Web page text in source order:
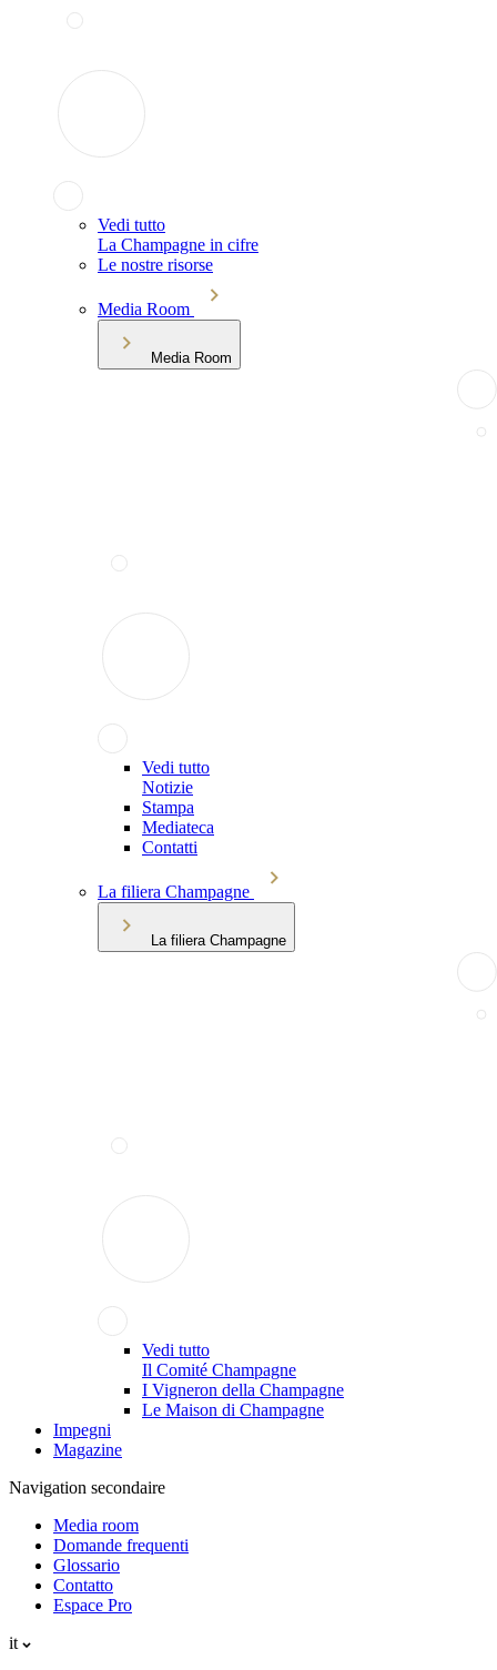
Vedi tutto
La Champagne in cifre
Le nostre risorse
Media Room
Media Room
Vedi tutto
Notizie
Stampa
Mediateca
Contatti
La filiera Champagne
La filiera Champagne
Vedi tutto
Il Comité Champagne
I Vigneron della Champagne
Le Maison di Champagne
Impegni
Magazine
Navigation secondaire
Media room
Domande frequenti
Glossario
Contatto
Espace Pro
it